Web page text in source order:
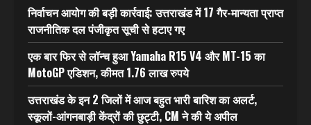
निर्वाचन आयोग की बड़ी कार्रवाई: उत्तराखंड में 17 गैर-मान्यता प्राप्त
राजनीतिक दल पंजीकृत सूची से हटाए गए
एक बार फिर से लॉन्च हुआ Yamaha R15 V4 और MT-15 का
MotoGP एडिशन, कीमत 1.76 लाख रुपये
उत्तराखंड के इन 2 जिलों में आज बहुत भारी बारिश का अलर्ट,
स्कूलों-आंगनबाड़ी केंद्रों की छुट्टी, CM ने की ये अपील